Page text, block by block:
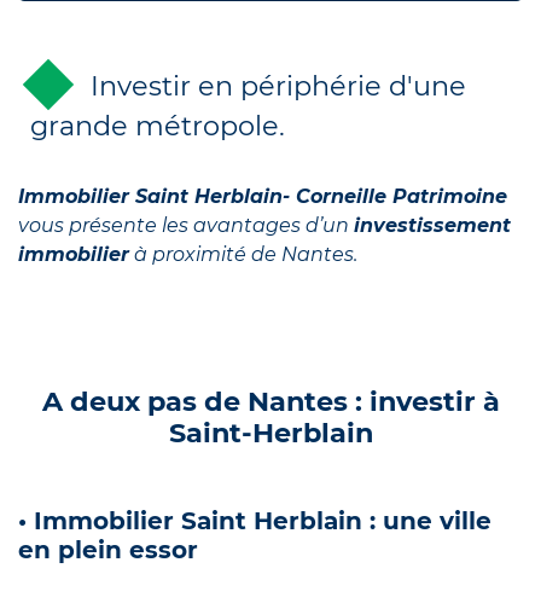
Investir en périphérie d'une
grande métropole.
Immobilier Saint Herblain- Corneille Patrimoine
vous présente les avantages d’un investissement
immobilierà proximité de Nantes.
A deux pas de Nantes : investir à
Saint-Herblain
• Immobilier Saint Herblain : une ville
en plein essor